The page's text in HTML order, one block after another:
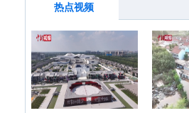
热点视频